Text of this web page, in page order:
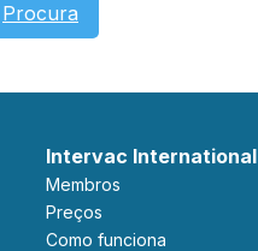
Procura
Intervac International
Membros
Preços
Como funciona